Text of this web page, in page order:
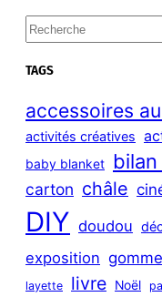
S
e
a
c
h
TAGS
accessoires
activités créatives
baby blanket
carton châle
DIY doudou
exposition
layette livre Noël